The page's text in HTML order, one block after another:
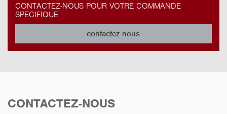
CONTACTEZ-NOUS POUR VOTRE COMMANDE
SPÉCIFIQUE
contactez-nous
CONTACTEZ-NOUS